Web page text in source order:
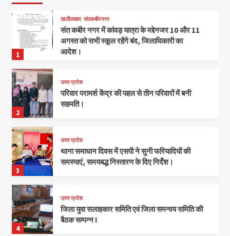
1
खलीलाबाद संतकबीरनगर
संत कबीर नगर में कांवड़ यात्रा के मद्देनजर 10 और 11
अगस्त को सभी स्कूल रहेंगे बंद, जिलाधिकारी का
आदेश।
2
उत्तर प्रदेश
परिवार परामर्श केंद्र की पहल से तीन परिवारों में बनी
सहमति।
3
उत्तर प्रदेश
थाना समाधान दिवस में एसपी ने सुनी फरियादियों की
समस्याएं, समयबद्ध निस्तारण के दिए निर्देश।
4
उत्तर प्रदेश
जिला युवा सलाहकार समिति एवं जिला समन्वय समिति की
बैठक सम्पन्न !